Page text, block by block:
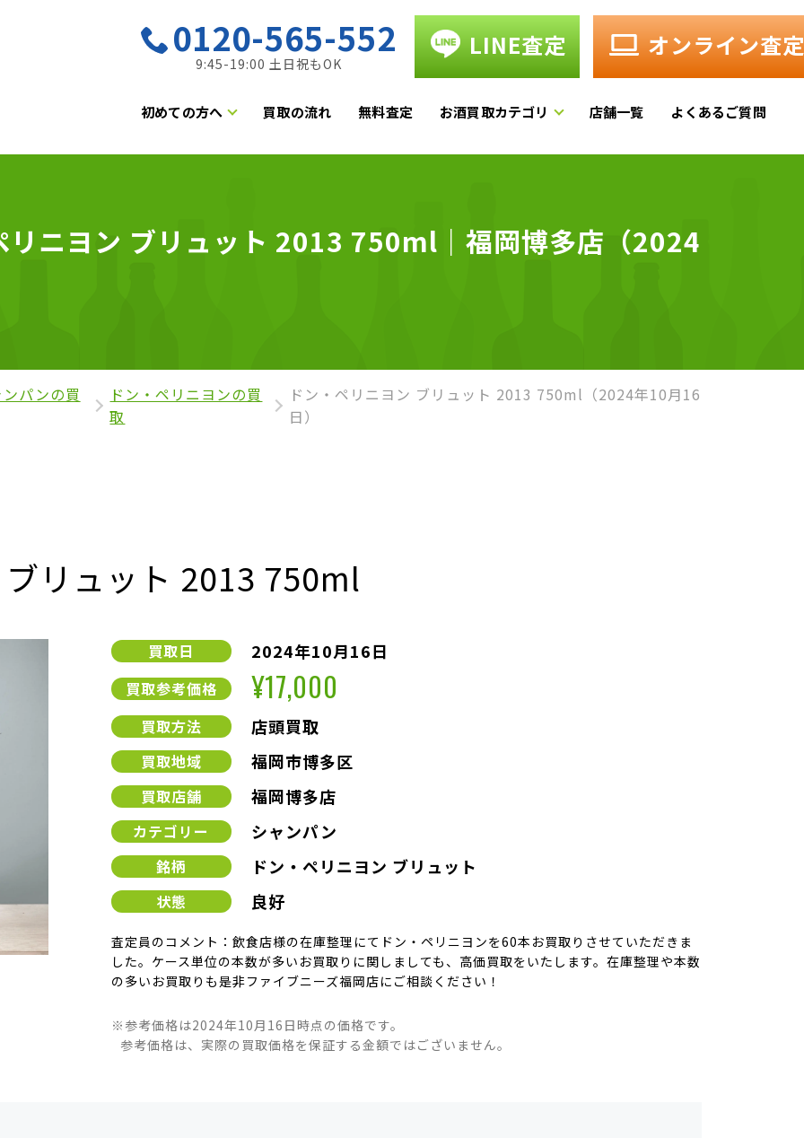
0120-565-552
9:45-19:00 土日祝もOK
LINE査定 オンライン査定
初めての方へ 買取の流れ 無料査定 お酒買取カテゴリ 店舗一覧 よくあるご質問
リニヨン ブリュット 2013 750ml｜福岡博多店（2024
パンの買
ドン・ペリニヨンの買
取
ドン・ペリニヨン ブリュット 2013 750ml（2024年10月16
日）
リュット 2013 750ml
買取日 2024年10月16日
買取参考価格 ¥17,000
買取方法 店頭買取
買取地域 福岡市博多区
買取店舗 福岡博多店
カテゴリー シャンパン
銘柄 ドン・ペリニヨン ブリュット
状態 良好
査定員のコメント：飲食店様の在庫整理にてドン・ペリニヨンを60本お買取りさせていただきま
した。ケース単位の本数が多いお買取りに関しましても、高価買取をいたします。在庫整理や本数
の多いお買取りも是非ファイブニーズ福岡店にご相談ください！
※参考価格は2024年10月16日時点の価格です。
参考価格は、実際の買取価格を保証する金額ではございません。